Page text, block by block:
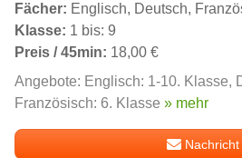
Fächer: Englisch, Deutsch,
Klasse: 1 bis: 9
Preis / 45min: 18,00 €
Angebote: Englisch: 1-10. Klasse,
Französisch: 6. Klasse » mehr
Nachricht